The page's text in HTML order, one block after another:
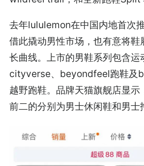
去年lululemon在中国内地首次
借此撬动男性市场，也有意将鞋
长曲线。上市的男鞋系列包含运
cityverse、beyondfeel跑鞋及
越野跑鞋。品牌天猫旗舰店显示
前二的分别为男士休闲鞋和男士